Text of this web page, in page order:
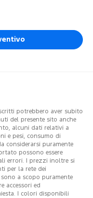
potrebbero aver subito
del presente sito anche
alcuni dati relativi a
e pesi, consumo di
considerarsi puramente
possono essere
errori. I prezzi inoltre si
per la rete dei
a scopo puramente
accessori ed
I colori disponibili